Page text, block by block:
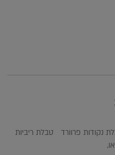
פרוורד טבלת ריביות